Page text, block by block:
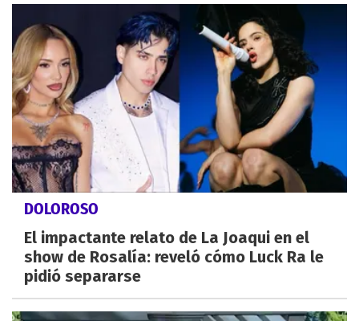
DOLOROSO
El impactante relato de La Joaqui en el
show de Rosalía: reveló cómo Luck Ra le
pidió separarse